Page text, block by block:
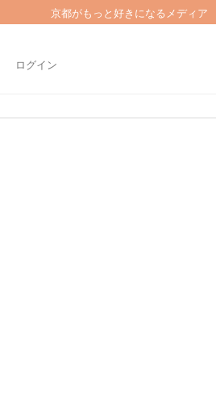
京都がもっと好きになるメディア
ログイン